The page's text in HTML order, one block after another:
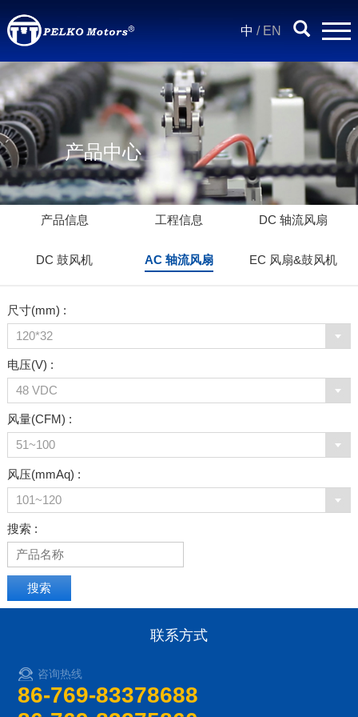
中 / EN
产品中心
产品信息 工程信息 DC 轴流风扇
DC 鼓风机 AC 轴流风扇 EC 风扇&鼓风机
尺寸(mm) :
120*32
电压(V) :
48 VDC
风量(CFM) :
51~100
风压(mmAq) :
101~120
搜索 :
联系方式
咨询热线
86-769-83378688